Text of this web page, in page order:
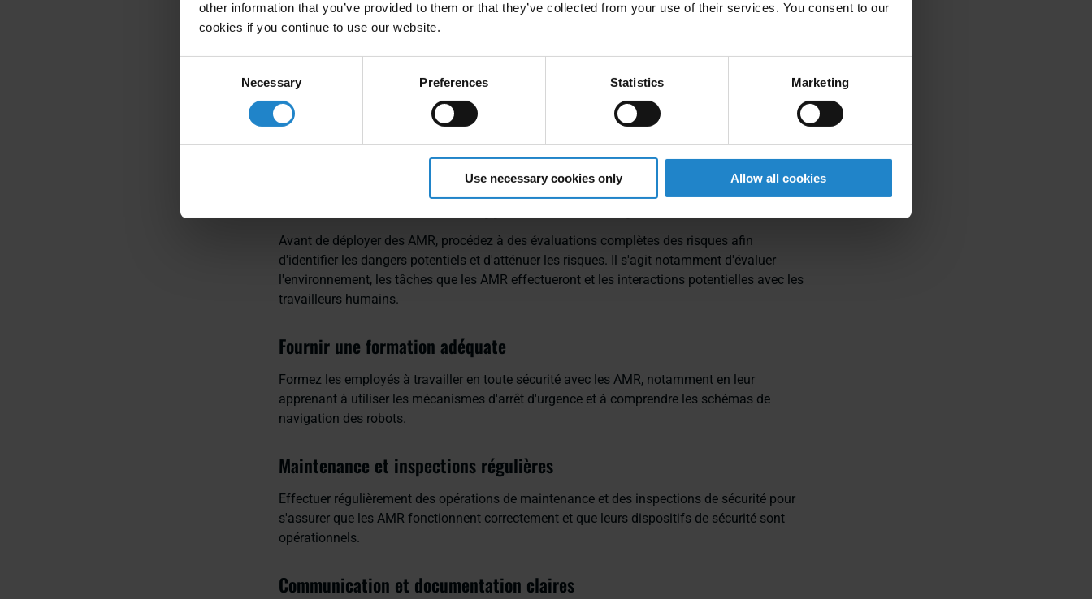
other information that you’ve provided to them or that they’ve collected from your use of their services. You consent to our
cookies if you continue to use our website.
Necessary Preferences Statistics Marketing
Use necessary cookies only Allow all cookies
Bonnes pratiques pour une
intégration sûre de l'AMR
Garantir un environnement de travail sûr avec les AMR implique une collaboration entre le
fabricant du robot, l'intégrateur et l'utilisateur final. Voici quelques bonnes pratiques :
Procéder à des évaluations approfondies des risques
Avant de déployer des AMR, procédez à des évaluations complètes des risques afin
d'identifier les dangers potentiels et d'atténuer les risques. Il s'agit notamment d'évaluer
l'environnement, les tâches que les AMR effectueront et les interactions potentielles avec les
travailleurs humains.
Fournir une formation adéquate
Formez les employés à travailler en toute sécurité avec les AMR, notamment en leur
apprenant à utiliser les mécanismes d'arrêt d'urgence et à comprendre les schémas de
navigation des robots.
Maintenance et inspections régulières
Effectuer régulièrement des opérations de maintenance et des inspections de sécurité pour
s'assurer que les AMR fonctionnent correctement et que leurs dispositifs de sécurité sont
opérationnels.
Communication et documentation claires